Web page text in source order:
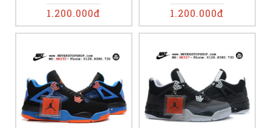
1.200.000đ 1.200.000đ